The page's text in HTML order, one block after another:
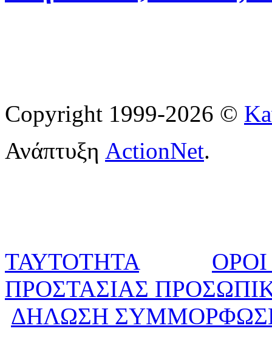
Copyright 1999-2026 ©
Ανάπτυξη ActionNet.
ΤΑΥΤΟΤΗΤΑ
ΠΡΟΣΤΑΣΙΑΣ
ΔΗΛΩΣΗ